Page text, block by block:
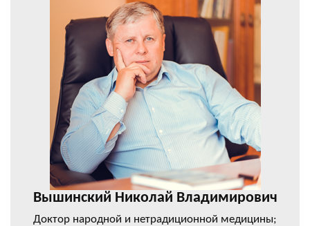
Вышинский Николай Владимирович
Доктор народной и нетрадиционной медицины;